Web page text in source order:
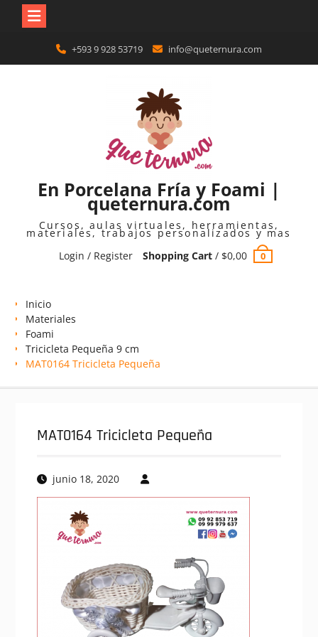
content
+593 9 928 53719 info@queternura.com
En Porcelana Fría y Foami |
queternura.com
Cursos, aulas virtuales, herramientas,
materiales, trabajos personalizados y mas
Login / Register
Shopping Cart/ $0,00 0
Inicio
Materiales
Foami
Tricicleta Pequeña 9 cm
MAT0164 Tricicleta Pequeña
MAT0164 Tricicleta Pequeña
junio 18, 2020